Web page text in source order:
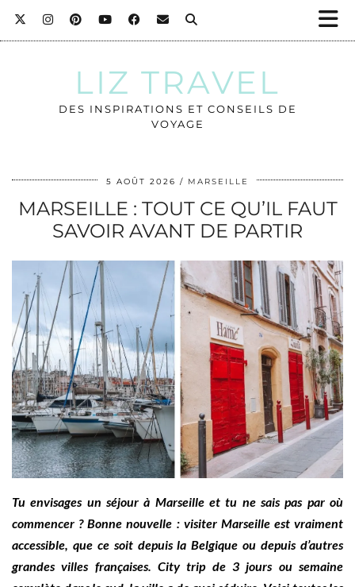
LIZ TRAVEL
DES INSPIRATIONS ET CONSEILS DE
VOYAGE
5 AOÛT 2026 MARSEILLE
MARSEILLE : TOUT CE QU’IL FAUT
SAVOIR AVANT DE PARTIR
Tu envisages un séjour à Marseille et tu ne sais pas par où
commencer ? Bonne nouvelle : visiter Marseille est vraiment
accessible, que ce soit depuis la Belgique ou depuis d’autres
grandes villes françaises. City trip de 3 jours ou semaine